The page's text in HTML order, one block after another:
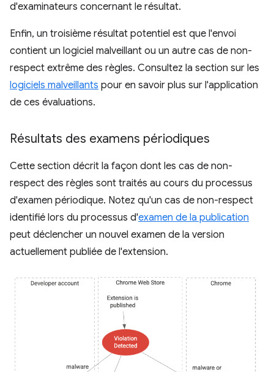
d'examinateurs concernant le résultat.
Enfin, un troisième résultat potentiel est que l'envoi
contient un logiciel malveillant ou un autre cas de non-
respect extrême des règles. Consultez la section sur les
logiciels malveillants pour en savoir plus sur l'application
de ces évaluations.
Résultats des examens périodiques
Cette section décrit la façon dont les cas de non-
respect des règles sont traités au cours du processus
d'examen périodique. Notez qu'un cas de non-respect
identifié lors du processus d'examen de la publication
peut déclencher un nouvel examen de la version
actuellement publiée de l'extension.